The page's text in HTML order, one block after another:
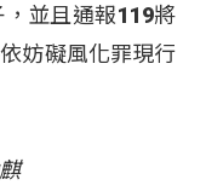
並且通報119將
妨礙風化罪現行